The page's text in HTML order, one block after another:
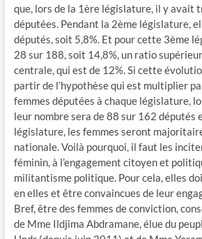
que, lors de la 1ère législature, il y avait
députées. Pendant la 2ème législature,
députés, soit 5,8%. Et pour cette 3ème
28 sur 188, soit 14,8%, un ratio
centrale, qui est de 12%. Si cette
partir de l’hypothèse qui est multiplier
femmes députées à chaque législature,
leur nombre sera de 88 sur 162 députés
législature, les femmes seront
nationale. Voilà pourquoi, il faut les
féminin, à l’engagement citoyen et
militantisme politique. Pour cela, elles
en elles et être convaincues de leur
Bref, être des femmes de conviction,
de Mme Ildjima Abdramane, élue du